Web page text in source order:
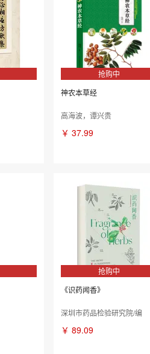
抢购中
神农本草经
高海波，谭兴贵
￥ 37.99
抢购中
《识药闻香》
深圳市药品检验研究院/编
￥ 89.09